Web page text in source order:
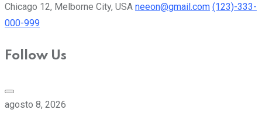
Chicago 12, Melborne City, USA neeon@gmail.com (123)-333-
000-999
Follow Us
agosto 8, 2026